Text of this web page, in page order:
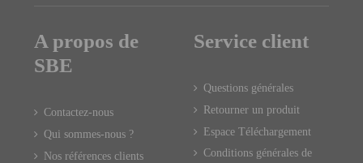
A propos de
SBE
Contactez-nous
Qui sommes-nous ?
Nos références clients
Service client
Questions générales
Retourner un produit
Espace Téléchargement
Conditions générales de